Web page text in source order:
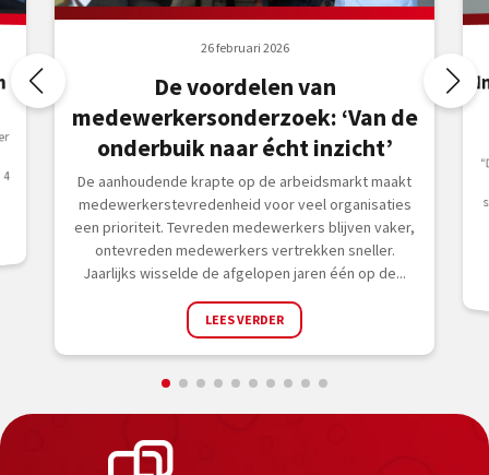
26 februari 2026
De voordelen van
medewerkersonderzoek: ‘Van de
onderbuik naar écht inzicht’
De aanhoudende krapte op de arbeidsmarkt maakt
medewerkerstevredenheid voor veel organisaties
een prioriteit. Tevreden medewerkers blijven vaker,
ontevreden medewerkers vertrekken sneller.
Jaarlijks wisselde de afgelopen jaren één op de...
LEES VERDER